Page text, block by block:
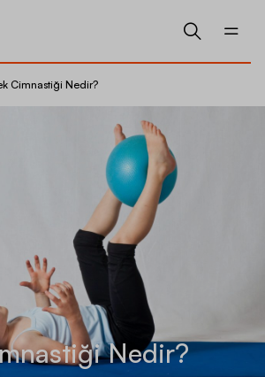
Cimnastiği Nedir?
Nedir?